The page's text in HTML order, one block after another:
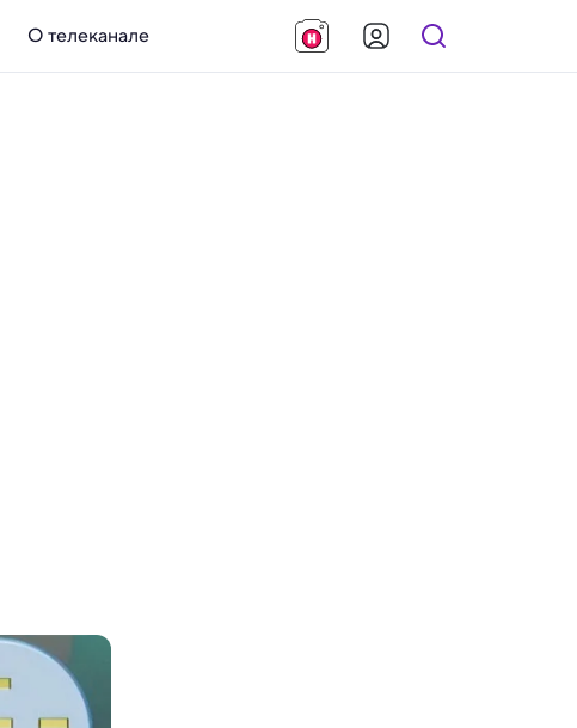
О телеканале